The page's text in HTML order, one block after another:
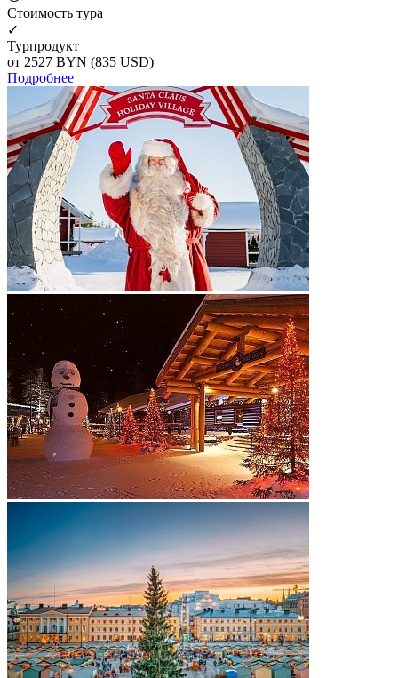
Cтоимость тура
✓
Турпродукт
от 2527 BYN (835 USD)
Подробнее